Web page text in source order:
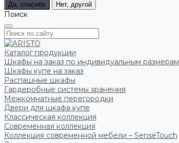
Да, спасибо Нет, другой
Поиск
Каталог продукции
Шкафы на заказ по индивидуальным размерам
Шкафы купе на заказ
Распашные шкафы
Гардеробные системы хранения
Межкомнатные перегородки
Двери для шкафа купе
Классическая коллекция
Современная коллекция
Коллекция современной мебели – SenseTouch